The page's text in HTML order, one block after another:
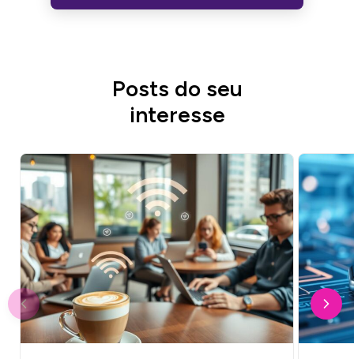
Posts do seu
interesse